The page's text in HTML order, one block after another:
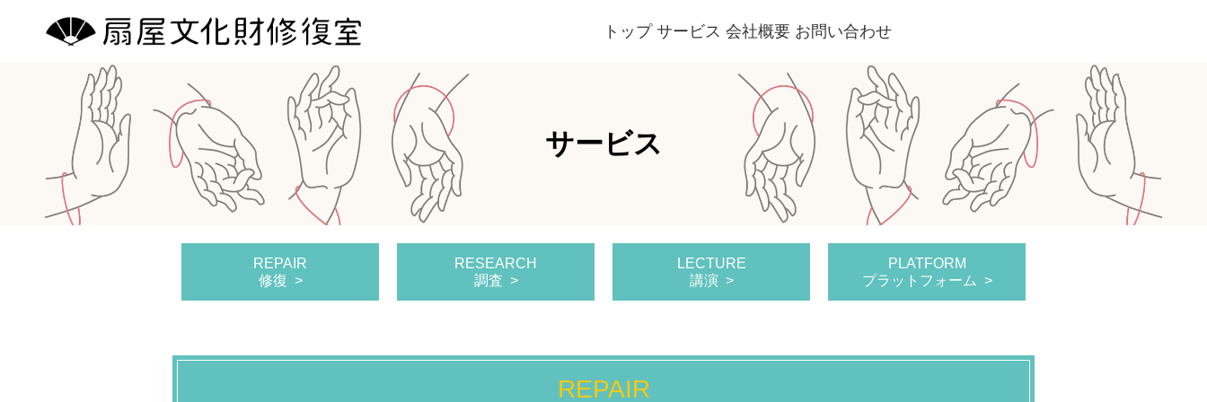
トップ サービス 会社概要 お問い合わせ
サービス
REPAIR
修復
RESEARCH
調査
LECTURE
講演
PLATFORM
プラットフォーム
REPAIR